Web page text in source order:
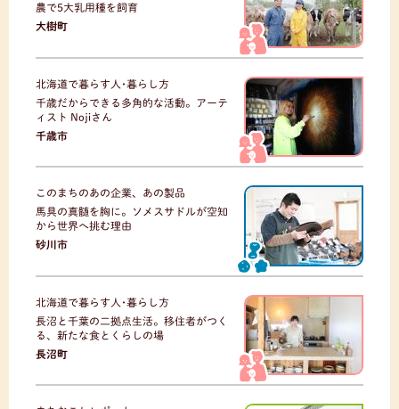
農で5大乳用種を飼育
大樹町
北海道で暮らす人･暮らし方
千歳だからできる多角的な活動。アーテ
ィスト Nojiさん
千歳市
このまちのあの企業、あの製品
馬具の真髄を胸に。ソメスサドルが空知
から世界へ挑む理由
砂川市
北海道で暮らす人･暮らし方
長沼と千葉の二拠点生活。移住者がつく
る、新たな食とくらしの場
長沼町